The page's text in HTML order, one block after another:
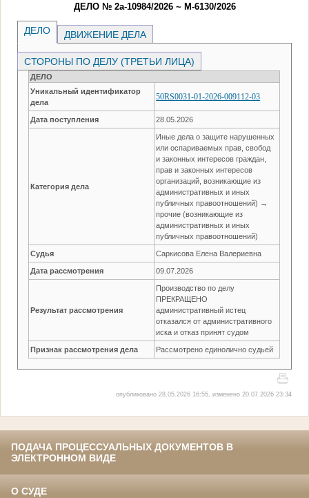
ДЕЛО № 2а-10984/2026 ~ М-6130/2026
ДЕЛО ДВИЖЕНИЕ ДЕЛА
СТОРОНЫ ПО ДЕЛУ (ТРЕТЬИ ЛИЦА)
ДЕЛО
Уникальный идентификатор
дела
50RS0031-01-2026-009112-03
Дата поступления 28.05.2026
Категория дела
Иные дела о защите нарушенных
или оспариваемых прав, свобод
и законных интересов граждан,
прав и законных интересов
организаций, возникающие из
административных и иных
публичных правоотношений) →
прочие (возникающие из
административных и иных
публичных правоотношений)
Судья Саркисова Елена Валериевна
Дата рассмотрения 09.07.2026
Результат рассмотрения
Производство по делу
ПРЕКРАЩЕНО
административный истец
отказался от административного
иска и отказ принят судом
Признак рассмотрения дела Рассмотрено единолично судьей
опубликовано 28.05.2026 16:55, изменено 20.07.2026 23:34
ПОДАЧА ПРОЦЕССУАЛЬНЫХ ДОКУМЕНТОВ В
ЭЛЕКТРОННОМ ВИДЕ
О СУДЕ